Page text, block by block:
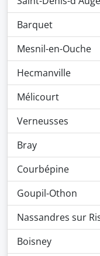
Barquet
Mesnil-en-Ouche
Hecmanville
Mélicourt
Verneusses
Bray
Courbépine
Goupil-Othon
Nassandres sur
Boisney